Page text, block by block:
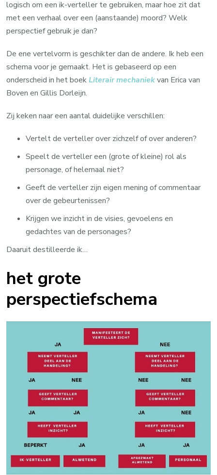
logisch om een ik-verteller te gebruiken, maar hoe zit dat
met een verhaal over een (aanstaande) moord? Welk
perspectief gebruik je dan?
De ene vertelvorm is geschikter dan de andere. Ik heb een
schema voor je gemaakt. Het is gebaseerd op een
onderscheid in het boekLiterair mechaniekvan Erica van
Boven en Gillis Dorleijn.
Zij keken naar een aantal duidelijke verschillen:
Vertelt de verteller over zichzelf of over anderen?
Speelt de verteller een (grote of kleine) rol als
personage, of helemaal niet?
Geeft de verteller zijn eigen mening of commentaar
over de gebeurtenissen?
Krijgen we inzicht in de visies, gevoelens en
gedachtes van de personages?
Daaruit destilleerde ik…
het grote
perspectiefschema